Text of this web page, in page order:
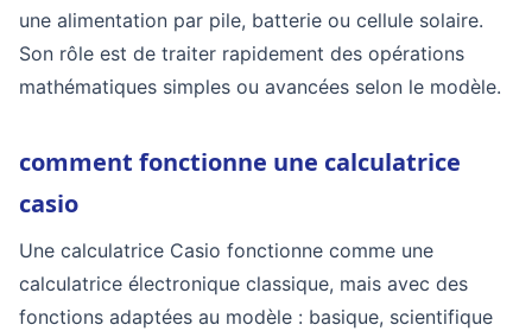
une alimentation par pile, batterie ou cellule solaire.
Son rôle est de traiter rapidement des opérations
mathématiques simples ou avancées selon le modèle.
comment fonctionne une calculatrice
casio
Une calculatrice Casio fonctionne comme une
calculatrice électronique classique, mais avec des
fonctions adaptées au modèle : basique, scientifique